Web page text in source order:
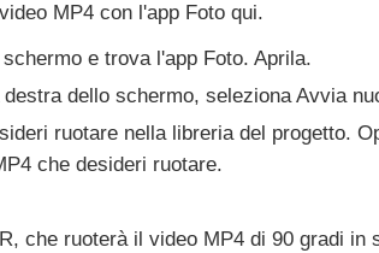
MP4 con l'app Foto qui.
e trova l'app Foto. Aprila.
dello schermo, seleziona Avvia
ruotare nella libreria del progetto.
che desideri ruotare.
che ruoterà il video MP4 di 90 gradi in